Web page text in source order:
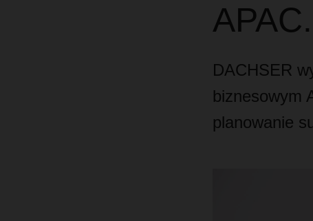
APAC.
DACHSER
biznesowym
planowanie